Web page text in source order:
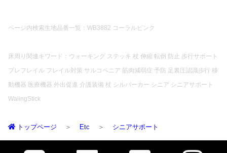
ページ内検索生地品番一覧：WB3882 コーラルピンク
床周り関連キワード：ウォーキング ステッキ 杖 伸縮 転倒 防止 歩行サポート
プレフレイル フレイル対策 サルコペニア 筋肉減弱症 予防 足裏圧認識歩行 移
動機器 医療機器 外出促進 介護装備 杖 シルバーカー シニア シニアサポート
WalingStick
トップページ Etc シニアサポート